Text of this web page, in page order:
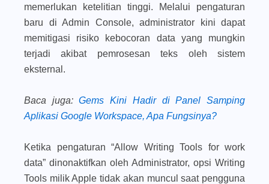
memerlukan ketelitian tinggi. Melalui pengaturan
baru di Admin Console, administrator kini dapat
memitigasi risiko kebocoran data yang mungkin
terjadi akibat pemrosesan teks oleh sistem
eksternal.
Baca juga: Gems Kini Hadir di Panel Samping
Aplikasi Google Workspace, Apa Fungsinya?
Ketika pengaturan “Allow Writing Tools for work
data” dinonaktifkan oleh Administrator, opsi Writing
Tools milik Apple tidak akan muncul saat pengguna